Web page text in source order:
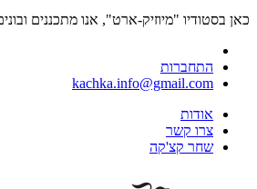
כאן בסטודיו "מיוזיק-ארט", אנו מתכננים
התחברות
kachka.info@gmail.com
אודות
צרו קשר
שחר קצ'קה